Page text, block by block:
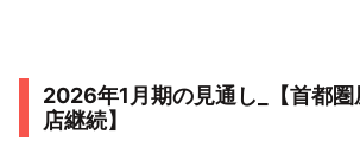
2026年1月期の見通し_【首都圏
店継続】